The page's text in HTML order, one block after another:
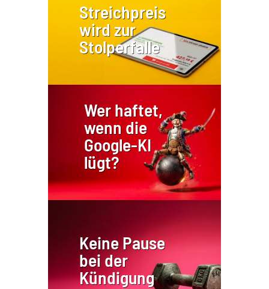
Streichpreis
wird zur
Stolperfalle
Wer haftet,
wenn die
Google-KI
lügt?
Keine Pause
bei der
Kündigung